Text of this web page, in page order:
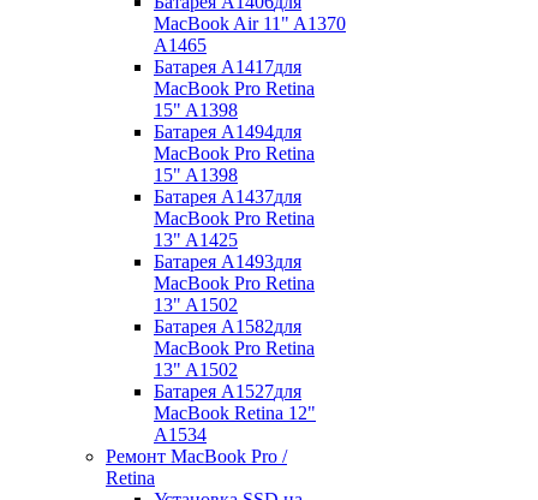
MacBook Air 11" A1370
A1465
Батарея A1417для
MacBook Pro Retina
15" A1398
Батарея A1494для
MacBook Pro Retina
15" A1398
Батарея A1437для
MacBook Pro Retina
13" A1425
Батарея A1493для
MacBook Pro Retina
13" A1502
Батарея A1582для
MacBook Pro Retina
13" A1502
Батарея A1527для
MacBook Retina 12"
A1534
Ремонт MacBook Pro /
Retina